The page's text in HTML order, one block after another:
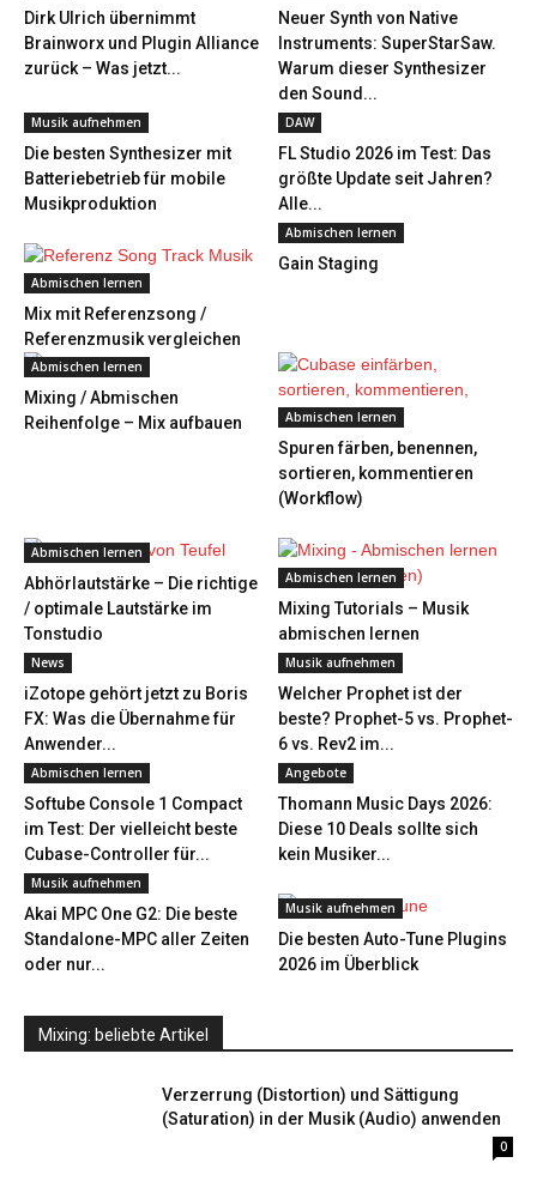
Dirk Ulrich übernimmt
Brainworx und Plugin Alliance
zurück – Was jetzt...
Neuer Synth von Native
Instruments: SuperStarSaw.
Warum dieser Synthesizer
den Sound...
Musik aufnehmen
Die besten Synthesizer mit
Batteriebetrieb für mobile
Musikproduktion
DAW
FL Studio 2026 im Test: Das
größte Update seit Jahren?
Alle...
Abmischen lernen
Mix mit Referenzsong /
Referenzmusik vergleichen
Abmischen lernen
Gain Staging
Abmischen lernen
Mixing / Abmischen
Reihenfolge – Mix aufbauen
Abmischen lernen
Spuren färben, benennen,
sortieren, kommentieren
(Workflow)
Abmischen lernen
Abhörlautstärke – Die richtige
/ optimale Lautstärke im
Tonstudio
Abmischen lernen
Mixing Tutorials – Musik
abmischen lernen
News
iZotope gehört jetzt zu Boris
FX: Was die Übernahme für
Anwender...
Musik aufnehmen
Welcher Prophet ist der
beste? Prophet-5 vs. Prophet-
6 vs. Rev2 im...
Abmischen lernen
Softube Console 1 Compact
im Test: Der vielleicht beste
Cubase-Controller für...
Angebote
Thomann Music Days 2026:
Diese 10 Deals sollte sich
kein Musiker...
Musik aufnehmen
Akai MPC One G2: Die beste
Standalone-MPC aller Zeiten
oder nur...
Musik aufnehmen
Die besten Auto-Tune Plugins
2026 im Überblick
Mixing: beliebte Artikel
Verzerrung (Distortion) und Sättigung
(Saturation) in der Musik (Audio) anwenden
0